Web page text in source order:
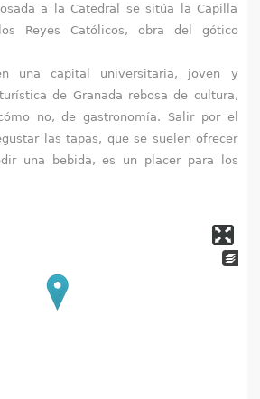
a la Catedral se sitúa la Capilla
Reyes Católicos, obra del gótico
una capital universitaria, joven y
de Granada rebosa de cultura,
no, de gastronomía. Salir por el
las tapas, que se suelen ofrecer
una bebida, es un placer para los